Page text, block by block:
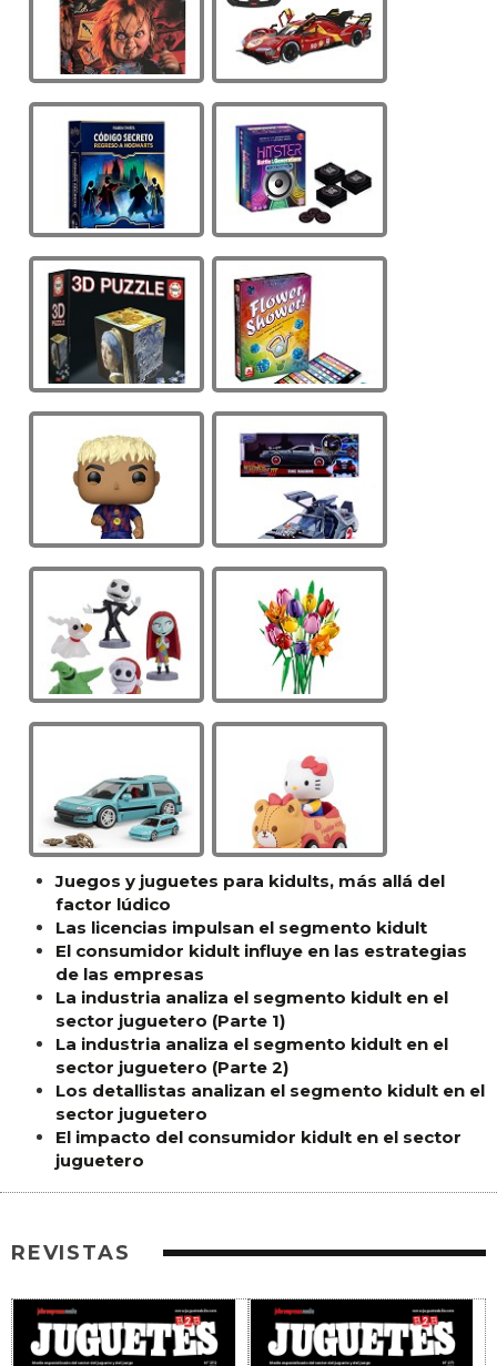
Juegos y juguetes para kidults, más allá del
factor lúdico
Las licencias impulsan el segmento kidult
El consumidor kidult influye en las estrategias
de las empresas
La industria analiza el segmento kidult en el
sector juguetero (Parte 1)
La industria analiza el segmento kidult en el
sector juguetero (Parte 2)
Los detallistas analizan el segmento kidult en el
sector juguetero
El impacto del consumidor kidult en el sector
juguetero
REVISTAS